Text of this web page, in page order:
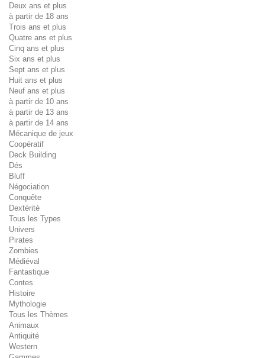
Deux ans et plus
à partir de 18 ans
Trois ans et plus
Quatre ans et plus
Cinq ans et plus
Six ans et plus
Sept ans et plus
Huit ans et plus
Neuf ans et plus
à partir de 10 ans
à partir de 13 ans
à partir de 14 ans
Mécanique de jeux
Coopératif
Deck Building
Dés
Bluff
Négociation
Conquête
Dextérité
Tous les Types
Univers
Pirates
Zombies
Médiéval
Fantastique
Contes
Histoire
Mythologie
Tous les Thèmes
Animaux
Antiquité
Western